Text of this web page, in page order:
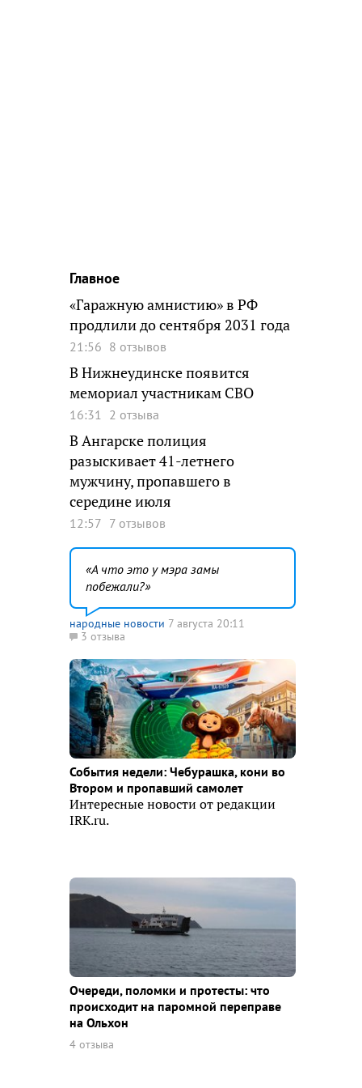
Главное
«Гаражную амнистию» в РФ
продлили до сентября 2031 года
21:56 8 отзывов
В Нижнеудинске появится
мемориал участникам СВО
16:31 2 отзыва
В Ангарске полиция
разыскивает 41-летнего
мужчину, пропавшего в
середине июля
12:57 7 отзывов
А что это у мэра замы
побежали?
народные новости 7 августа 20:11
3 отзыва
События недели: Чебурашка, кони во
Втором и пропавший самолет
Интересные новости от редакции
IRK.ru.
Очереди, поломки и протесты: что
происходит на паромной переправе
на Ольхон
4 отзыва